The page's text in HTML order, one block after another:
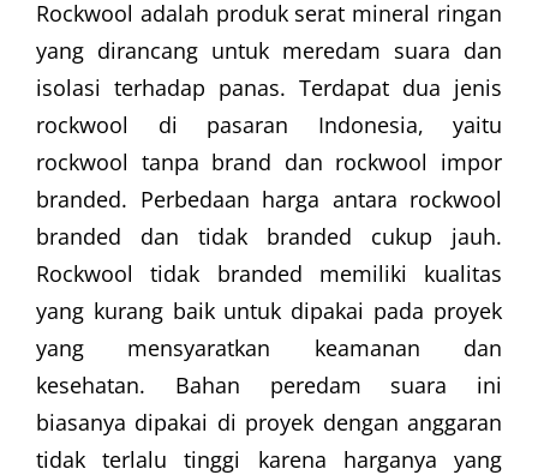
Rockwool adalah produk serat mineral ringan
yang dirancang untuk meredam suara dan
isolasi terhadap panas. Terdapat dua jenis
rockwool di pasaran Indonesia, yaitu
rockwool tanpa brand dan rockwool impor
branded. Perbedaan harga antara rockwool
branded dan tidak branded cukup jauh.
Rockwool tidak branded memiliki kualitas
yang kurang baik untuk dipakai pada proyek
yang mensyaratkan keamanan dan
kesehatan. Bahan peredam suara ini
biasanya dipakai di proyek dengan anggaran
tidak terlalu tinggi karena harganya yang